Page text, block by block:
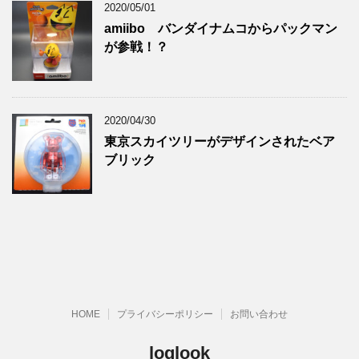
2020/05/01
amiibo バンダイナムコからパックマン
が参戦！？
2020/04/30
東京スカイツリーがデザインされたベア
ブリック
HOME プライバシーポリシー お問い合わせ
loglook